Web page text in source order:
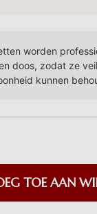
worden
doos, zodat ze
kunnen
TOE AAN